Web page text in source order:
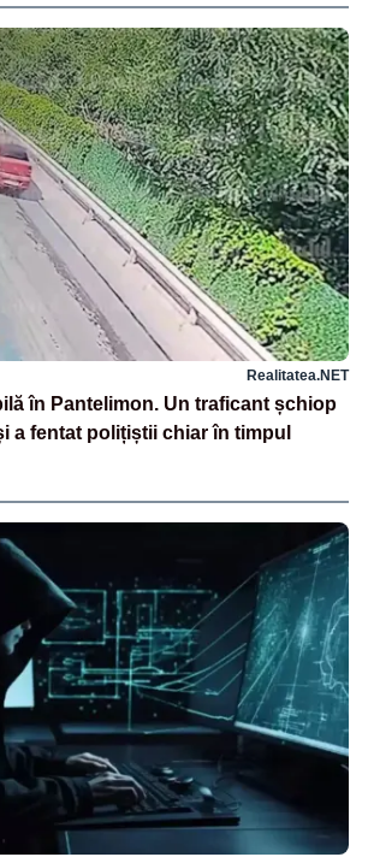
Realitatea.NET
în Pantelimon. Un traficant șchiop
a fentat polițiștii chiar în timpul